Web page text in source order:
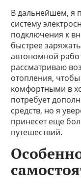
В дальнейшем, я
систему
подключения к
быстрее
автономной
рассматриваю
отопления,
комфортными в
потребует
средств, но я
принесет еще
путешествий.